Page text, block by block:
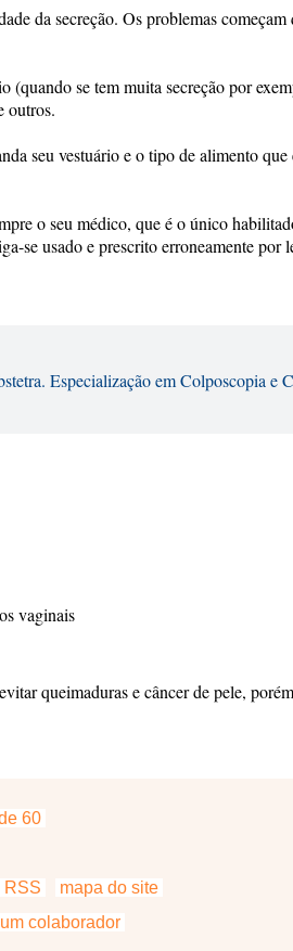
da secreção. Os problemas começam
se tem muita secreção por
outros.
seu vestuário e o tipo de alimento
o seu médico, que é o único
se usado e prescrito erroneamente por
Especialização em Colposcopia
vaginais
queimaduras e câncer de pele,
60
RSS
mapa do site
colaborador